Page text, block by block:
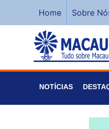
Home Sobre
NOTÍCIAS